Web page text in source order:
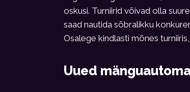
oskusi. Turniirid võivad olla
saad nautida sõbralikku
Osalege kindlasti mõnes
Uued